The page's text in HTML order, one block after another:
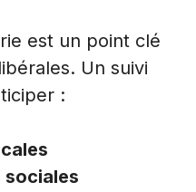
est un point clé
Un suivi
: